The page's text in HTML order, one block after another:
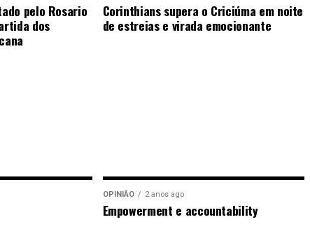
pelo Rosario
dos
Corinthians supera o Criciúma em noite
de estreias e virada emocionante
OPINIÃO 2 anos ago
Empowerment e accountability